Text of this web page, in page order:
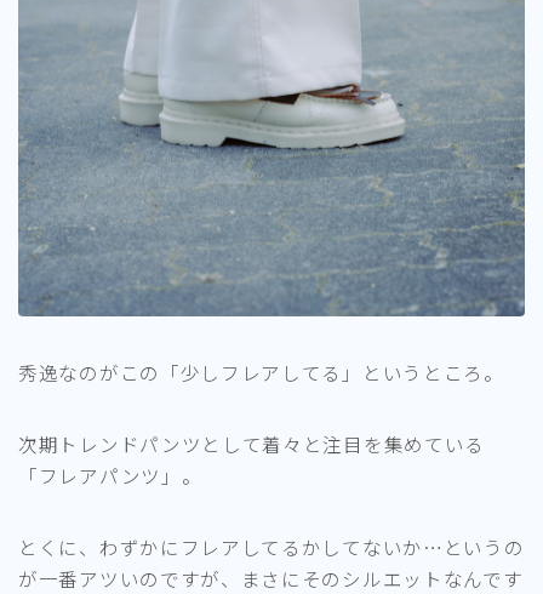
秀逸なのがこの「少しフレアしてる」というところ。
次期トレンドパンツとして着々と注目を集めている
「フレアパンツ」。
とくに、わずかにフレアしてるかしてないか…というの
が一番アツいのですが、まさにそのシルエットなんです